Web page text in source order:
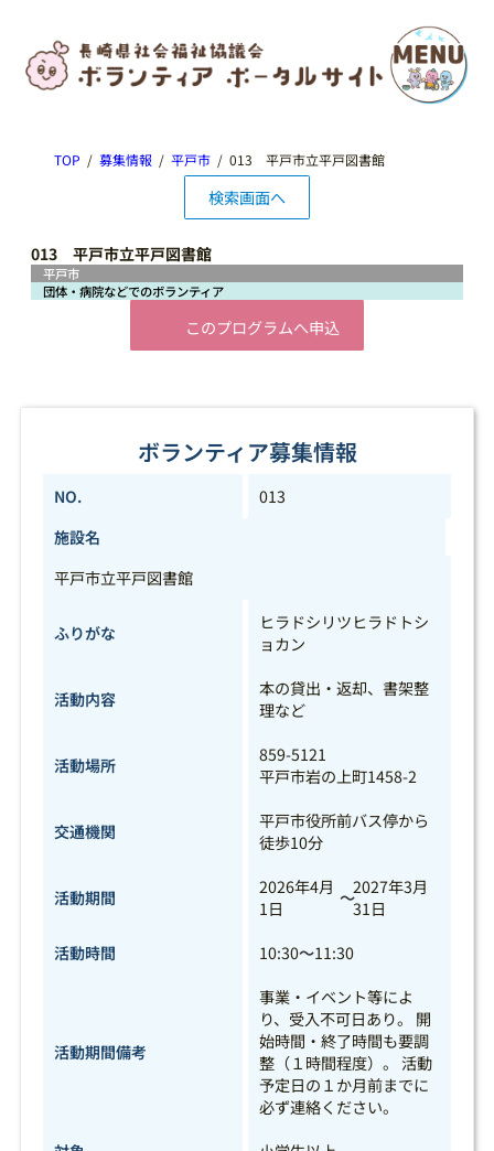
TOP 募集情報 平戸市 013 平戸市立平戸図書館
検索画面へ
013 平戸市立平戸図書館
平戸市
団体・病院などでのボランティア
このプログラムへ申込
ボランティア募集情報
NO.
013
施設名
平戸市立平戸図書館
ふりがな
ヒラドシリツヒラドトシ
ョカン
活動内容
本の貸出・返却、書架整
理など
活動場所
859-5121
平戸市岩の上町1458-2
交通機関
平戸市役所前バス停から
徒歩10分
活動期間
2026年4月
1日
～2027年3月
31日
活動時間
10:30～11:30
活動期間備考
事業・イベント等によ
り、受入不可日あり。 開
始時間・終了時間も要調
整（１時間程度）。 活動
予定日の１か月前までに
必ず連絡ください。